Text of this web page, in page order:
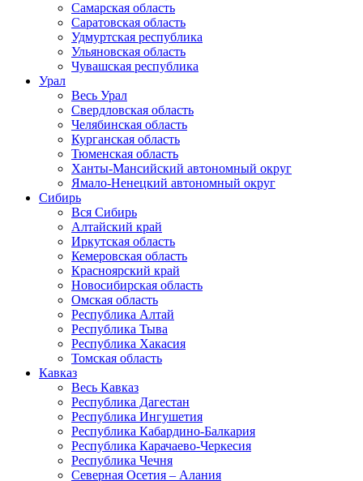
Самарская область
Саратовская область
Удмуртская республика
Ульяновская область
Чувашская республика
Урал
Весь Урал
Свердловская область
Челябинская область
Курганская область
Тюменская область
Ханты-Мансийский автономный округ
Ямало-Ненецкий автономный округ
Сибирь
Вся Сибирь
Алтайский край
Иркутская область
Кемеровская область
Красноярский край
Новосибирская область
Омская область
Республика Алтай
Республика Тыва
Республика Хакасия
Томская область
Кавказ
Весь Кавказ
Республика Дагестан
Республика Ингушетия
Республика Кабардино-Балкария
Республика Карачаево-Черкесия
Республика Чечня
Северная Осетия – Алания